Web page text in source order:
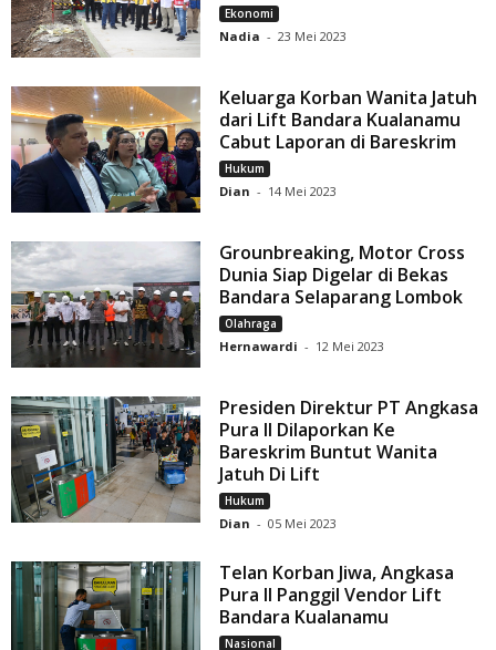
Ekonomi
Nadia - 23 Mei 2023
Keluarga Korban Wanita Jatuh
dari Lift Bandara Kualanamu
Cabut Laporan di Bareskrim
Hukum
Dian - 14 Mei 2023
Grounbreaking, Motor Cross
Dunia Siap Digelar di Bekas
Bandara Selaparang Lombok
Olahraga
Hernawardi - 12 Mei 2023
Presiden Direktur PT Angkasa
Pura II Dilaporkan Ke
Bareskrim Buntut Wanita
Jatuh Di Lift
Hukum
Dian - 05 Mei 2023
Telan Korban Jiwa, Angkasa
Pura II Panggil Vendor Lift
Bandara Kualanamu
Nasional